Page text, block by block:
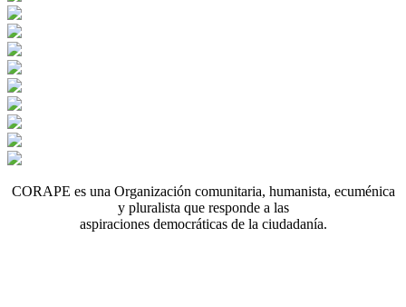
CORAPE es una Organización comunitaria, humanista, ecuménica
y pluralista que responde a las
aspiraciones democráticas de la ciudadanía.